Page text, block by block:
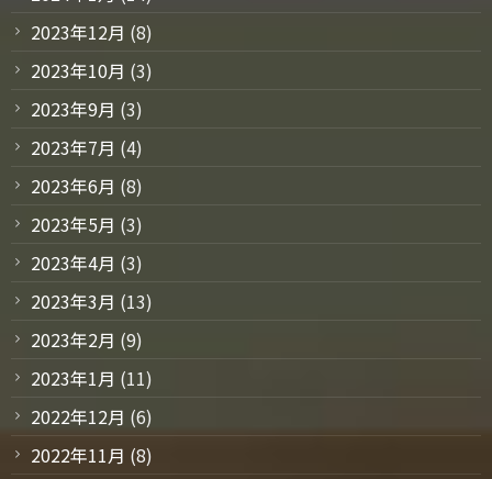
2023年12月 (8)
2023年10月 (3)
2023年9月 (3)
2023年7月 (4)
2023年6月 (8)
2023年5月 (3)
2023年4月 (3)
2023年3月 (13)
2023年2月 (9)
2023年1月 (11)
2022年12月 (6)
2022年11月 (8)